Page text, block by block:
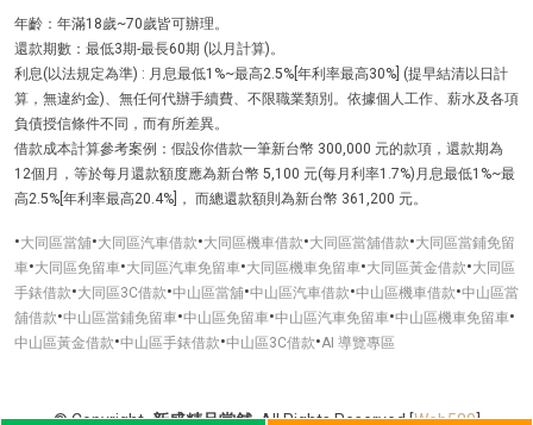
年齡：年滿18歲~70歲皆可辦理。
還款期數：最低3期-最長60期 (以月計算)。
利息(以法規定為準) : 月息最低1%~最高2.5%[年利率最高30%] (提早結清以日計
算，無違約金)、無任何代辦手續費、不限職業類別。依據個人工作、薪水及各項
負債授信條件不同，而有所差異。
借款成本計算參考案例：假設你借款一筆新台幣 300,000 元的款項，還款期為
12個月，等於每月還款額度應為新台幣 5,100 元(每月利率1.7%)月息最低1%~最
高2.5%[年利率最高20.4%]， 而總還款額則為新台幣 361,200 元。
•大同區當舖•大同區汽車借款•大同區機車借款•大同區當舖借款•大同區當鋪免留
車•大同區免留車•大同區汽車免留車•大同區機車免留車•大同區黃金借款•大同區
手錶借款•大同區3C借款•中山區當舖•中山區汽車借款•中山區機車借款•中山區當
舖借款•中山區當鋪免留車•中山區免留車•中山區汽車免留車•中山區機車免留車•
中山區黃金借款•中山區手錶借款•中山區3C借款•AI 導覽專區
©Copyright 新盛精品當舖 All Rights Reserved[Web580]